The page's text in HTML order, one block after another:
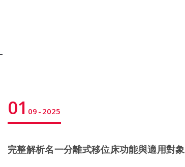
01 09 2025
完整解析名一分離式移位床功能與適用對象